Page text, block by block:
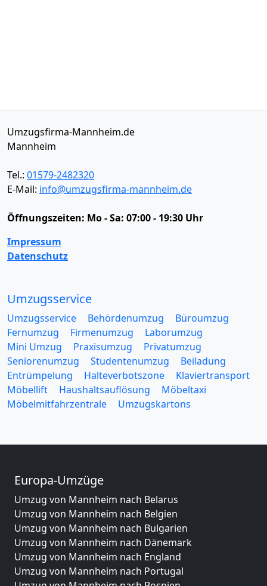
Umzugsfirma-Mannheim.de
Mannheim
Tel.: 01579-2482320
E-Mail: info@umzugsfirma-mannheim.de
Öffnungszeiten: Mo - Sa: 07:00 - 19:30 Uhr
Impressum
Datenschutz
Umzugsservice
Umzugsservice Behördenumzug
Büroumzug
Fernumzug
Firmenumzug
Laborumzug
Mini Umzug
Praxisumzug
Privatumzug
Seniorenumzug
Studentenumzug
Beiladung
Entrümpelung
Halteverbotszone
Klaviertransport
Möbellift
Haushaltsauflösung
Möbeltaxi
Möbelmitfahrzentrale
Umzugskartons
Europa-Umzüge
Umzug von Mannheim nach Belarus
Umzug von Mannheim nach Belgien
Umzug von Mannheim nach Bulgarien
Umzug von Mannheim nach Dänemark
Umzug von Mannheim nach England
Umzug von Mannheim nach Portugal